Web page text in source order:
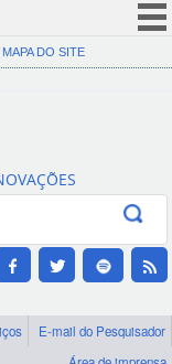
(COVID-19)
Canais
MAPA DO SITE
E-mail do Pesquisador